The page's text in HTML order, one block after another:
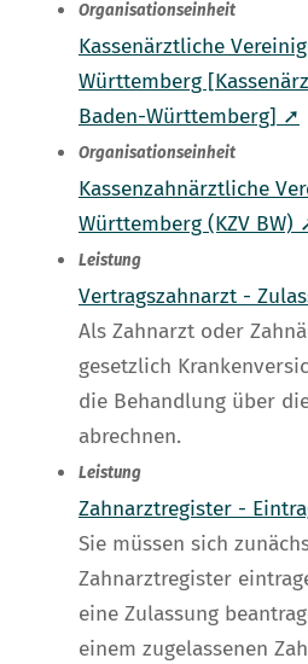
Organisationseinheit
Kassenärztliche
Württemberg
Baden-Württemberg] ➚
Organisationseinheit
Kassenzahnärztliche
Württemberg (KZV BW)
Leistung
Vertragszahnarzt -
Als Zahnarzt oder
gesetzlich
die Behandlung über
abrechnen.
Leistung
Zahnarztregister -
Sie müssen sich
Zahnarztregister
eine Zulassung
einem zugelassenen